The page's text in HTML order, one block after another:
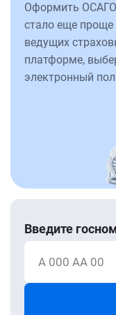
Оформить ОСАГО
стало еще проще
ведущих
платформе,
электронный
Введите
А 000 АА 00